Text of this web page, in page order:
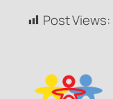
Post Views: